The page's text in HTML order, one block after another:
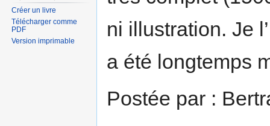
ni illustration. Je
a été longtemps
Postée par :
Créer un livre
Télécharger comme
PDF
Version imprimable